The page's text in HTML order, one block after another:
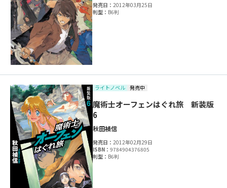
発売日：2012年03月25日
判型： B6判
ライトノベル 発売中
魔術士オーフェンはぐれ旅 新装版
6
秋田禎信
発売日：2012年02月29日
ISBN：9784904376805
判型： B6判